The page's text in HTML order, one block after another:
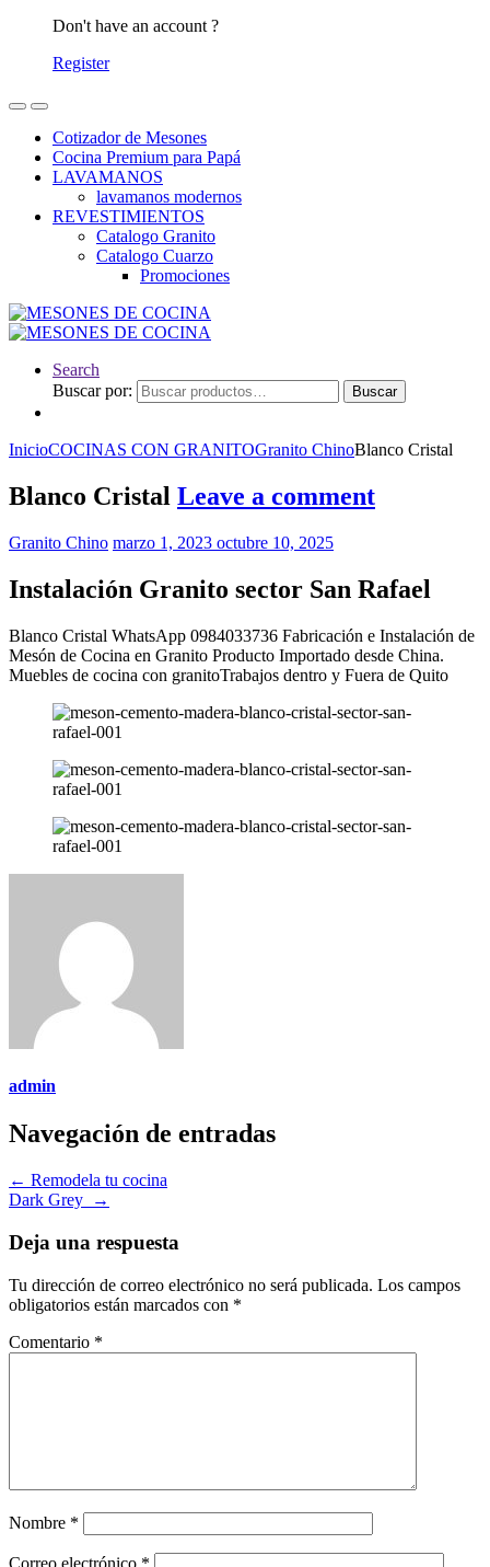
Don't have an account ?
Register
Cotizador de Mesones
Cocina Premium para Papá
LAVAMANOS
lavamanos modernos
REVESTIMIENTOS
Catalogo Granito
Catalogo Cuarzo
Promociones
Search
Buscar por:
Buscar
InicioCOCINAS CON GRANITOGranito ChinoBlanco Cristal
Blanco Cristal Leave a comment
Granito Chino marzo 1, 2023 octubre 10, 2025
Instalación Granito sector San Rafael
Blanco Cristal WhatsApp 0984033736 Fabricación e Instalación de
Mesón de Cocina en Granito Producto Importado desde China.
Muebles de cocina con granitoTrabajos dentro y Fuera de Quito
admin
Navegación de entradas
← Remodela tu cocina
Dark Grey
→
Deja una respuesta
Tu dirección de correo electrónico no será publicada. Los campos
obligatorios están marcados con *
Comentario *
Nombre *
Correo electrónico *